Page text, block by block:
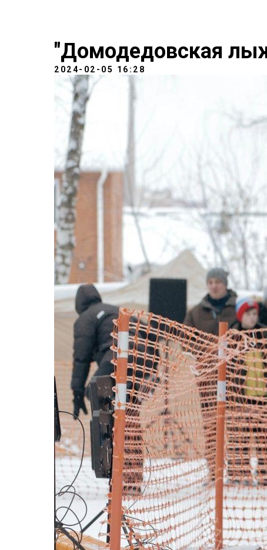
"Домодедовская
2024-02-05 16:28